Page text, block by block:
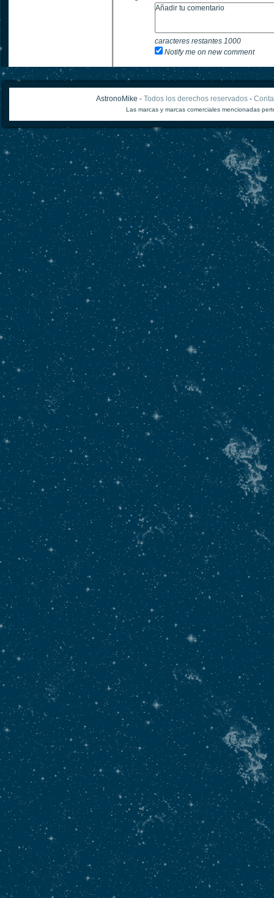
caracteres restantes 1000
Notify me on new comment
AstronoMike - Todos los derechos reservados-
Las marcas y marcas comerciales mencionadas